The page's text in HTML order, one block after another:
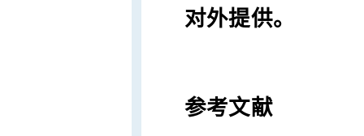
对外提供。
参考文献